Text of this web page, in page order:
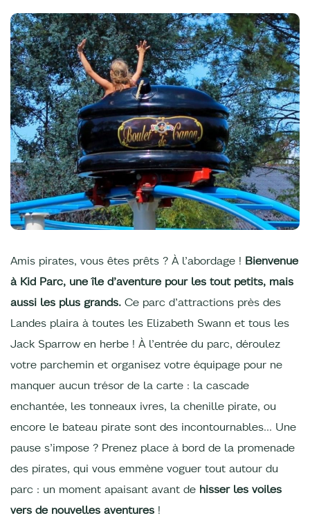
Amis pirates, vous êtes prêts ? À l’abordage ! Bienvenue
à Kid Parc, une île d’aventure pour les tout petits, mais
aussi les plus grands. Ce parc d’attractions près des
Landes plaira à toutes les Elizabeth Swann et tous les
Jack Sparrow en herbe ! À l’entrée du parc, déroulez
votre parchemin et organisez votre équipage pour ne
manquer aucun trésor de la carte : la cascade
enchantée, les tonneaux ivres, la chenille pirate, ou
encore le bateau pirate sont des incontournables… Une
pause s’impose ? Prenez place à bord de la promenade
des pirates, qui vous emmène voguer tout autour du
parc : un moment apaisant avant de hisser les voiles
vers de nouvelles aventures !